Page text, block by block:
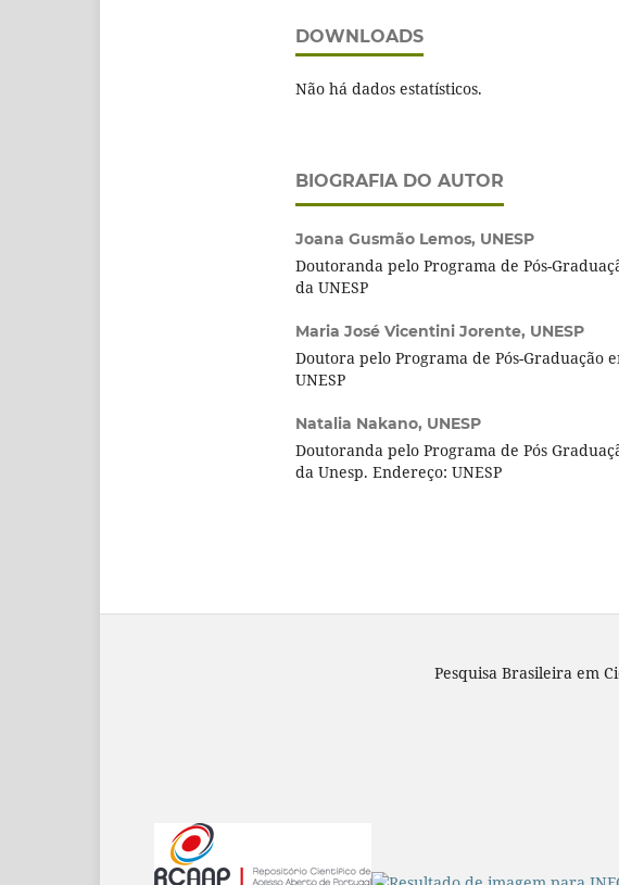
DOWNLOADS
Não há dados estatísticos.
BIOGRAFIA DO AUTOR
Joana Gusmão Lemos, UNESP
Doutoranda pelo Programa de Pós-
da UNESP
Maria José Vicentini Jorente, UNESP
Doutora pelo Programa de Pós-Graduação
UNESP
Natalia Nakano, UNESP
Doutoranda pelo Programa de Pós
da Unesp. Endereço: UNESP
Pesquisa Brasileira em